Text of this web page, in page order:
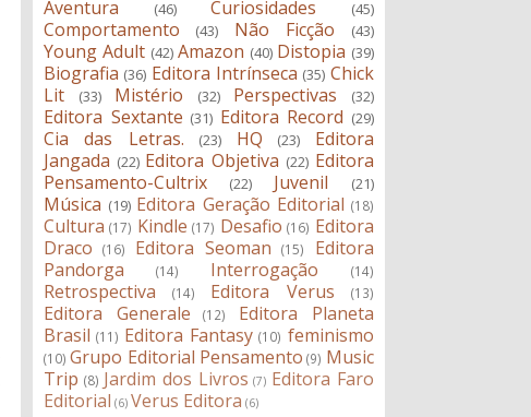
Aventura (46) Curiosidades (45)
Comportamento (43) Não Ficção (43)
Young Adult (42) Amazon (40) Distopia (39)
Biografia (36) Editora Intrínseca (35) Chick
Lit
(33) Mistério (32) Perspectivas (32)
Editora Sextante (31) Editora Record (29)
Cia das Letras. (23) HQ (23)
Editora
Jangada (22) Editora Objetiva (22) Editora
Pensamento-Cultrix
(22) Juvenil (21)
Música (19) Editora Geração Editorial (18)
Cultura (17) Kindle (17) Desafio (16) Editora
Draco
(16) Editora Seoman (15)
Editora
Pandorga
(14) Interrogação (14)
Retrospectiva (14) Editora Verus (13)
Editora Generale (12)
Editora Planeta
Brasil (11) Editora Fantasy (10) feminismo
(10) Grupo Editorial Pensamento (9) Music
Trip (8) Jardim dos Livros (7) Editora Faro
Editorial (6) Verus Editora (6)